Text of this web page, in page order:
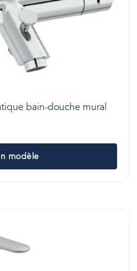
bain-douche mural
modèle